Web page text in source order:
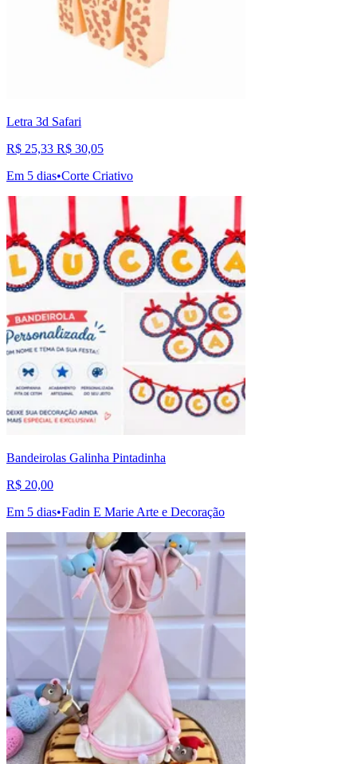
Letra 3d Safari
R$ 25,33 R$ 30,05
Em 5 dias•Corte Criativo
Bandeirolas Galinha Pintadinha
R$ 20,00
Em 5 dias•Fadin E Marie Arte e Decoração